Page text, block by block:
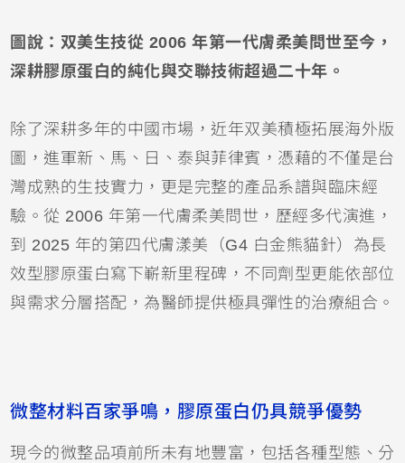
圖說：双美生技從 2006 年第一代膚柔美問世至今，
深耕膠原蛋白的純化與交聯技術超過二十年。
除了深耕多年的中國市場，近年双美積極拓展海外版
圖，進軍新、馬、日、泰與菲律賓，憑藉的不僅是台
灣成熟的生技實力，更是完整的產品系譜與臨床經
驗。從 2006 年第一代膚柔美問世，歷經多代演進，
到 2025 年的第四代膚漾美（G4 白金熊貓針）為長
效型膠原蛋白寫下嶄新里程碑，不同劑型更能依部位
與需求分層搭配，為醫師提供極具彈性的治療組合。
微整材料百家爭鳴，膠原蛋白仍具競爭優勢
現今的微整品項前所未有地豐富，包括各種型態、分